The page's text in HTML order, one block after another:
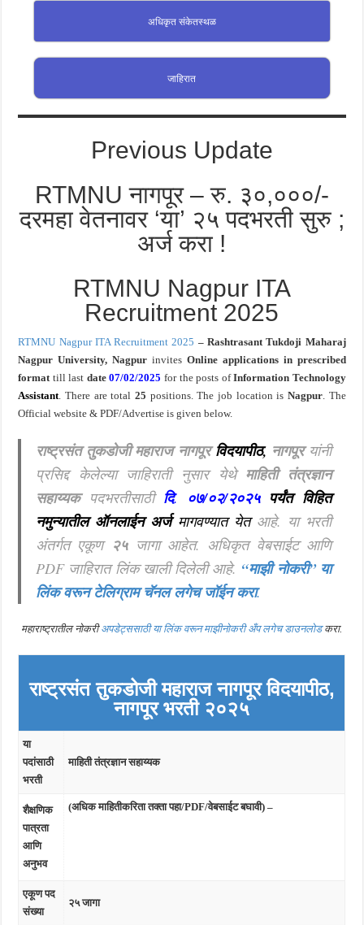
अधिकृत संकेतस्थळ
जाहिरात
Previous Update
RTMNU नागपूर – रु. ३०,०००/-
दरमहा वेतनावर ‘या’ २५ पदभरती सुरु ;
अर्ज करा !
RTMNU Nagpur ITA
Recruitment 2025
RTMNU Nagpur ITA Recruitment 2025 – Rashtrasant Tukdoji Maharaj
Nagpur University, Nagpur invites Online applications in prescribed
format till last date07/02/2025 for the posts ofInformation Technology
Assistant . There are total 25 positions. The job location is Nagpur . The
Official website & PDF/Advertise is given below.
राष्ट्रसंत तुकडोजी महाराज नागपूरविदयापीठ, नागपूरयांनी
प्रसिद्द केलेल्या जाहिराती नुसार येथेमाहिती तंत्रज्ञान
सहाय्यक पदभरतीसाठी दि. ०७/०२/२०२५पर्यंत विहित
नमुन्यातील ऑनलाईन अर्ज मागवण्यात येत आहे. या भरती
अंतर्गत एकूण २५ जागा आहेत. अधिकृत वेबसाईट आणि
PDF जाहिरात लिंक खाली दिलेली आहे. “माझी नोकरी” या
लिंक वरून टेलिग्राम चॅनल लगेच जॉईन करा.
महाराष्ट्रातील नोकरीअपडेट्ससाठी या लिंक वरून माझीनोकरी अँप लगेच डाउनलोडकरा.
राष्ट्रसंत तुकडोजी महाराज नागपूर विदयापीठ,
नागपूरभरती २०२५
या
पदांसाठी
भरती
माहिती तंत्रज्ञान सहाय्यक
शैक्षणिक
पात्रता
आणि
अनुभव
(अधिक माहितीकरिता तक्ता पहा/PDF/वेबसाईट बघावी) –
एकूण पद
संख्या
२५ जागा